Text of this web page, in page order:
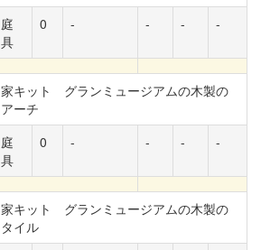
庭
具
0 - - - -
家キット グランミュージアムの木製の
アーチ
庭
具
0 - - - -
家キット グランミュージアムの木製の
タイル